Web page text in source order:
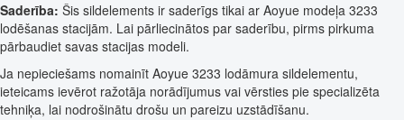
Saderība: Šis sildelements ir saderīgs tikai ar Aoyue modeļa 3233
lodēšanas stacijām. Lai pārliecinātos par saderību, pirms pirkuma
pārbaudiet savas stacijas modeli.
Ja nepieciešams nomainīt Aoyue 3233 lodāmura sildelementu,
ieteicams ievērot ražotāja norādījumus vai vērsties pie specializēta
tehniķa, lai nodrošinātu drošu un pareizu uzstādīšanu.